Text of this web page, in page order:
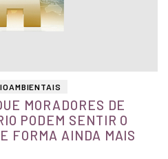
MORADORES DE
PODEM SENTIR O
FORMA AINDA MAIS